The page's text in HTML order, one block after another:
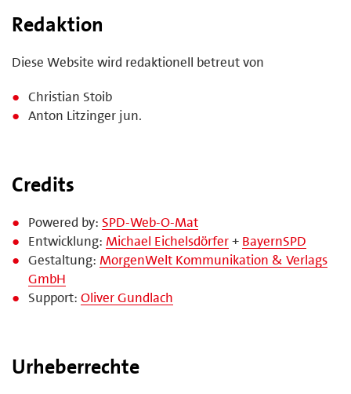
Redaktion
Diese Website wird redaktionell betreut von
Christian Stoib
Anton Litzinger jun.
Credits
Powered by: SPD-Web-O-Mat
Entwicklung:Michael Eichelsdörfer+ BayernSPD
Gestaltung:MorgenWelt Kommunikation & Verlags
GmbH
Support:Oliver Gundlach
Urheberrechte